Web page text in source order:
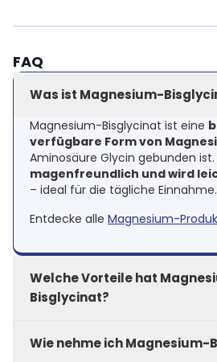
FAQ
Was ist Magnesium-
Magnesium-Bisglycinat ist eine
verfügbare Form von
Aminosäure Glycin gebunden ist.
magenfreundlich und wird
– ideal für die tägliche Einnahme.
Entdecke alle Magnesium-
Welche Vorteile hat
Bisglycinat?
Muskelfunktion, einem
Wie nehme ich Magnesium-